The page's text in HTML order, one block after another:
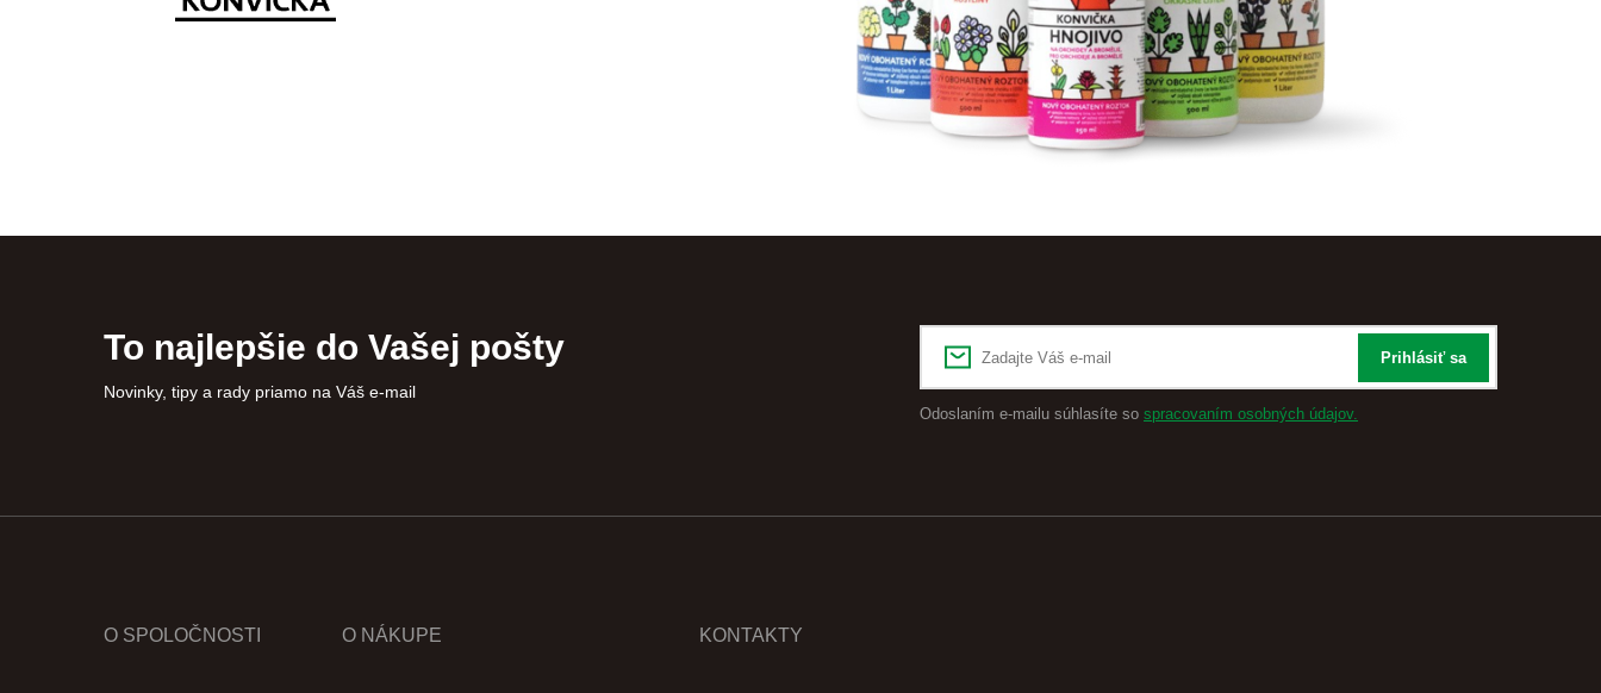
To najlepšie do Vašej pošty
Novinky, tipy a rady priamo na Váš e-mail
Prihlásiť sa
Odoslaním e-mailu súhlasíte so spracovaním osobných údajov.
O SPOLOČNOSTI O NÁKUPE KONTAKTY